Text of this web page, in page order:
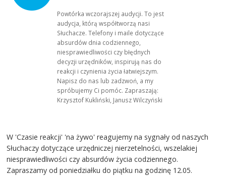
Powtórka wczorajszej audycji. To jest
audycja, którą współtworzą nasi
Słuchacze. Telefony i maile dotyczące
absurdów dnia codziennego,
niesprawiedliwości czy błędnych
decyzji urzędników, inspirują nas do
reakcji i czynienia życia łatwiejszym.
Napisz do nas lub zadzwoń, a my
spróbujemy Ci pomóc. Zapraszają:
Krzysztof Kukliński, Janusz Wilczyński
W 'Czasie reakcji' 'na żywo' reagujemy na sygnały od naszych
Słuchaczy dotyczące urzędniczej nierzetelności, wszelakiej
niesprawiedliwości czy absurdów życia codziennego.
Zapraszamy od poniedziałku do piątku na godzinę 12.05.